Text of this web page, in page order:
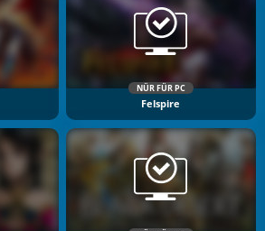
NÜR FÜR PC
Felspire